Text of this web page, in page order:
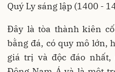
Quý Ly sáng lập (1400 -
Đây là tòa thành kiên
bằng đá, có quy mô lớn,
giá trị và độc đáo